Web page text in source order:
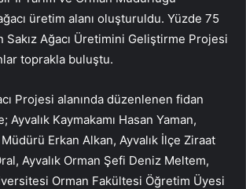
üretim alanı oluşturuldu. Yüzde 75
Ağacı Üretimini Geliştirme Projesi
toprakla buluştu.
Projesi alanında düzenlenen fidan
Kaymakamı Hasan Yaman,
Müdürü Erkan Alkan, Ayvalık İlçe Ziraat
Ayvalık Orman Şefi Deniz Meltem,
Orman Fakültesi Öğretim Üyesi